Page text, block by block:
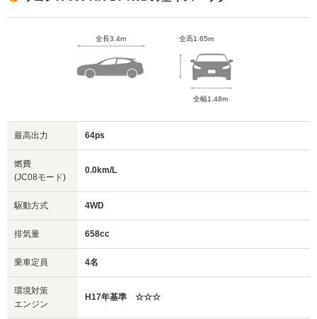
全長3.4m 全高1.65m
全幅1.48m
最高出力 64ps
燃費
(JC08モード)
0.0km/L
駆動方式 4WD
排気量 658cc
乗車定員 4名
環境対策
エンジン
H17年基準 ☆☆☆